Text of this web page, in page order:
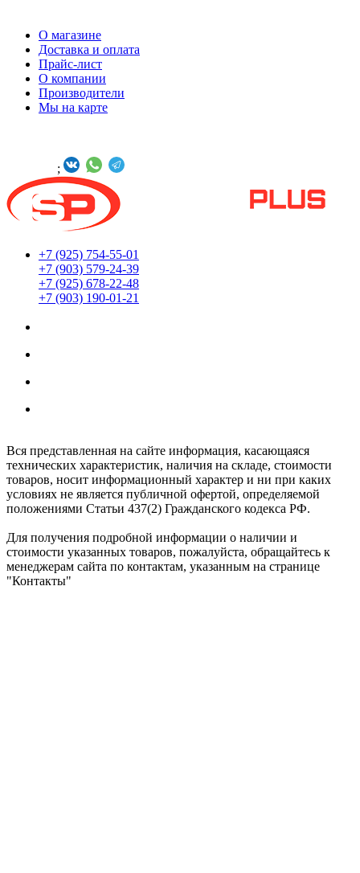
О магазине
Доставка и оплата
Прайс-лист
О компании
Производители
Мы на карте
;
+7 (925) 754-55-01
+7 (903) 579-24-39
+7 (925) 678-22-48
+7 (903) 190-01-21
Вся представленная на сайте информация, касающаяся
технических характеристик, наличия на складе, стоимости
товаров, носит информационный характер и ни при каких
условиях не является публичной офертой, определяемой
положениями Статьи 437(2) Гражданского кодекса РФ.
Для получения подробной информации о наличии и
стоимости указанных товаров, пожалуйста, обращайтесь к
менеджерам сайта по контактам, указанным на странице
"Контакты"